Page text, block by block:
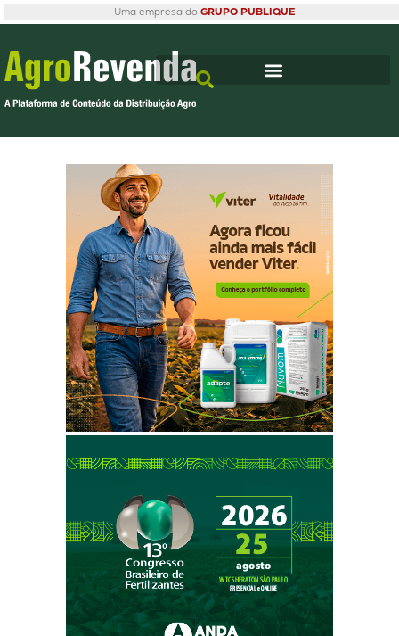
Uma empresa do GRUPO PUBLIQUE